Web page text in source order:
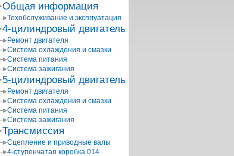
Общая информация
Техобслуживание и эксплуатация
4-цилиндровый двигатель
Ремонт двигателя
Система охлаждения и смазки
Система питания
Система зажигания
5-цилиндровый двигатель
Ремонт двигателя
Система охлаждения и смазки
Система питания
Система зажигания
Трансмиссия
Сцепление и приводные валы
4-ступенчатая коробка 014